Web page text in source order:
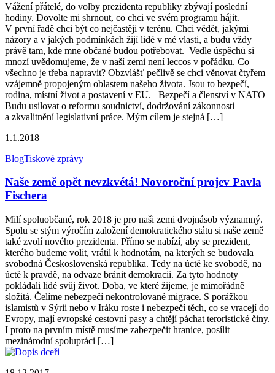
Vážení přátelé, do volby prezidenta republiky zbývají poslední
hodiny. Dovolte mi shrnout, co chci ve svém programu hájit.
V první řadě chci být co nejčastěji v terénu. Chci vědět, jakými
názory a v jakých podmínkách žijí lidé v mé vlasti, a budu vždy
právě tam, kde mne občané budou potřebovat. Vedle úspěchů si
mnozí uvědomujeme, že v naší zemi není leccos v pořádku. Co
všechno je třeba napravit? Obzvlášť pečlivě se chci věnovat čtyřem
vzájemně propojeným oblastem našeho života. Jsou to bezpečí,
rodina, místní život a postavení v EU. Bezpečí a členství v NATO
Budu usilovat o reformu soudnictví, dodržování zákonnosti
a zkvalitnění legislativní práce. Mým cílem je stejná […]
1.1.2018
BlogTiskové zprávy
Naše země opět nevzkvétá! Novoroční projev Pavla
Fischera
Milí spoluobčané, rok 2018 je pro naši zemi dvojnásob významný.
Spolu se stým výročím založení demokratického státu si naše země
také zvolí nového prezidenta. Přímo se nabízí, aby se prezident,
kterého budeme volit, vrátil k hodnotám, na kterých se budovala
svobodná Československá republika. Tedy na úctě ke svobodě, na
úctě k pravdě, na odvaze bránit demokracii. Za tyto hodnoty
pokládali lidé svůj život. Doba, ve které žijeme, je mimořádně
složitá. Čelíme nebezpečí nekontrolované migrace. S porážkou
islamistů v Sýrii nebo v Iráku roste i nebezpečí těch, co se vracejí do
Evropy, mají evropské cestovní pasy a chtějí páchat teroristické činy.
I proto na prvním místě musíme zabezpečit hranice, posílit
mezinárodní spolupráci […]